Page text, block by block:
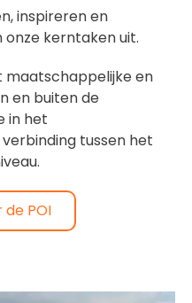
inspireren en
kerntaken uit.
maatschappelijke en
en buiten de
in het
tussen het
POI